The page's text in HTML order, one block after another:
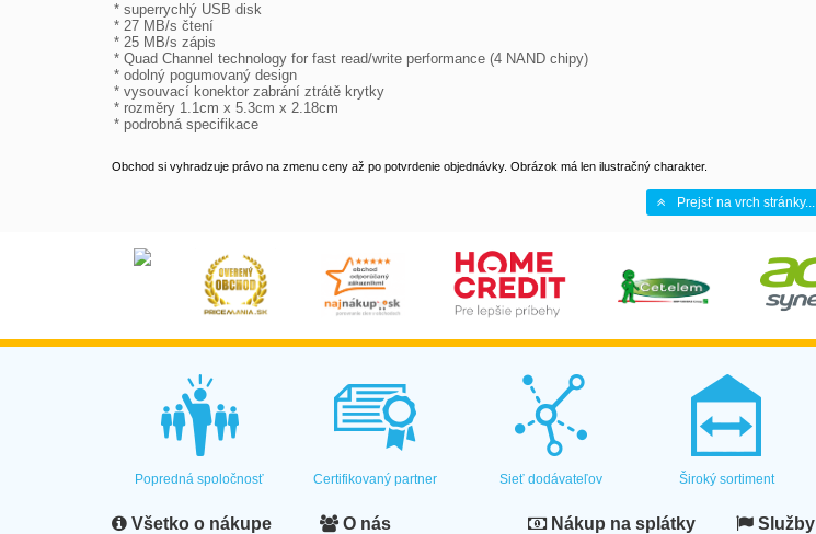
* superrychlý USB disk
* 27 MB/s čtení
* 25 MB/s zápis
* Quad Channel technology for fast read/write performance (4 NAND chipy)
* odolný pogumovaný design
* vysouvací konektor zabrání ztrátě krytky
* rozměry 1.1cm x 5.3cm x 2.18cm
* podrobná specifikace
Obchod si vyhradzuje právo na zmenu ceny až po potvrdenie objednávky. Obrázok má len ilustračný charakter.
Prejsť na vrch stránky...
Popredná spoločnosť Certifikovaný partner Sieť dodávateľov Široký sortiment
Všetko o nákupe O nás Nákup na splátky Služby